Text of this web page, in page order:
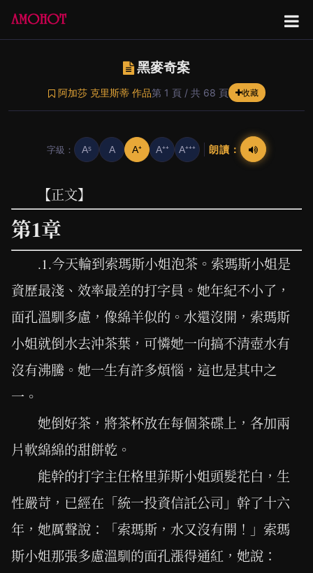
黑麥奇案
阿加莎 克里斯蒂 作品第 1 頁 / 共 68 頁 收藏
字級： Aˢ A A⁺ A⁺⁺ A⁺⁺⁺ 朗讀：
【正文】
第1章
.1.今天輪到索瑪斯小姐泡茶。索瑪斯小姐是
資歷最淺、效率最差的打字員。她年紀不小了，
面孔溫馴多慮，像綿羊似的。水還沒開，索瑪斯
小姐就倒水去沖茶葉，可憐她一向搞不清壺水有
沒有沸騰。她一生有許多煩惱，這也是其中之
一。
她倒好茶，將茶杯放在每個茶碟上，各加兩
片軟綿綿的甜餅乾。
能幹的打字主任格里菲斯小姐頭髮花白，生
性嚴苛，已經在「統一投資信託公司」幹了十六
年，她厲聲說：「索瑪斯，水又沒有開！」索瑪
斯小姐那張多慮溫馴的面孔漲得通紅，她說：